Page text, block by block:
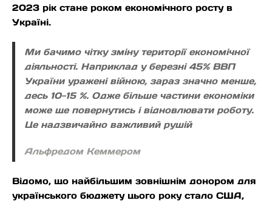
2023 рік стане роком економічного росту в
Україні.
Ми бачимо чітку зміну території економічної
діяльності. Наприклад у березні 45% ВВП
України уражені війною, зараз значно менше,
десь 10-15 %. Одже більше частини економіки
може ще повернутись і відновлювати роботу.
Це надзвичайно важливий рушій
Альфредом Кеммером
Відомо, що найбільшим зовнішнім донором для
українського бюджету цього року стало США,